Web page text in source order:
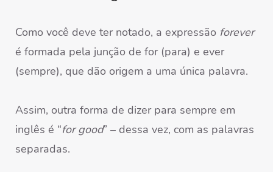
Como você deve ter notado, a expressão forever
é formada pela junção de for (para) e ever
(sempre), que dão origem a uma única palavra.
Assim, outra forma de dizer para sempre em
inglês é “for good” – dessa vez, com as palavras
separadas.